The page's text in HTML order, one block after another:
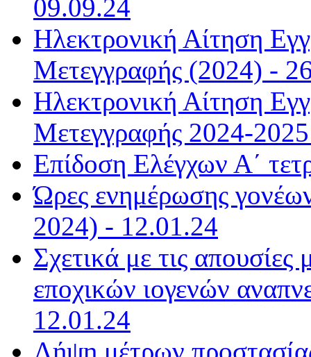
09.09.24
Ηλεκτρονική Αίτηση
Μετεγγραφής (2024) -
Ηλεκτρονική Αίτηση
Μετεγγραφής 2024-
Επίδοση Ελέγχων Α΄
Ώρες ενημέρωσης
2024) - 12.01.24
Σχετικά με τις
εποχικών ιογενών
12.01.24
Λήψη μέτρων